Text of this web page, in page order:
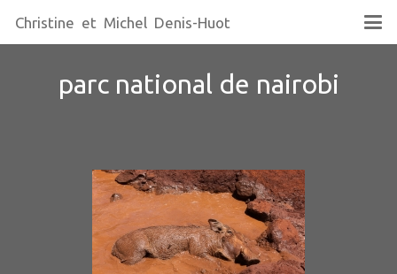
Christine et Michel Denis-Huot
parc national de nairobi